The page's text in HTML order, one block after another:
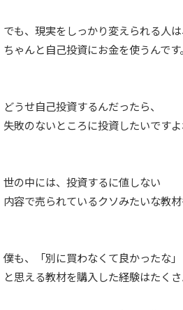
でも、現実をしっかり変えられる人は
ちゃんと自己投資にお金を使うんです。
どうせ自己投資するんだったら、
失敗のないところに投資したいですよ
世の中には、投資するに値しない
内容で売られているクソみたいな教材
僕も、「別に買わなくて良かったな」
と思える教材を購入した経験はたくさ